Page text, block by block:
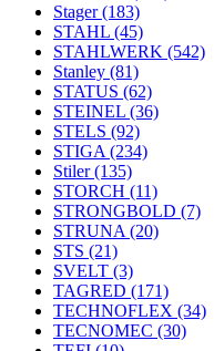
Stager(183)
STAHL (45)
STAHLWERK (542)
Stanley (81)
STATUS (62)
STEINEL (36)
STELS (92)
STIGA (234)
Stiler(135)
STORCH (11)
STRONGBOLD (7)
STRUNA (20)
STS (21)
SVELT (3)
TAGRED (171)
TECHNOFLEX (34)
TECNOMEC (30)